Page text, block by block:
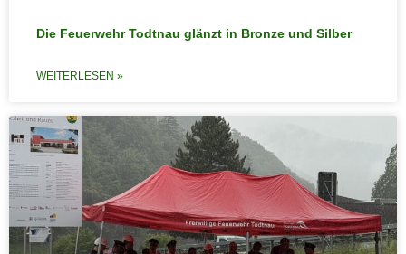
Die Feuerwehr Todtnau glänzt in Bronze und Silber
WEITERLESEN »